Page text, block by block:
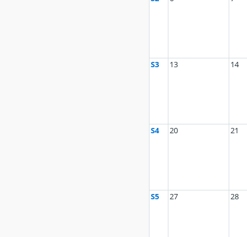
S3 13 14
S4 20 21
S5 27 28